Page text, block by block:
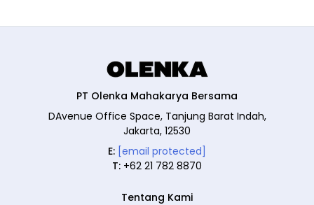
PT Olenka Mahakarya Bersama
DAvenue Office Space, Tanjung Barat Indah,
Jakarta, 12530
E: [email protected]
T: +62 21 782 8870
Tentang Kami